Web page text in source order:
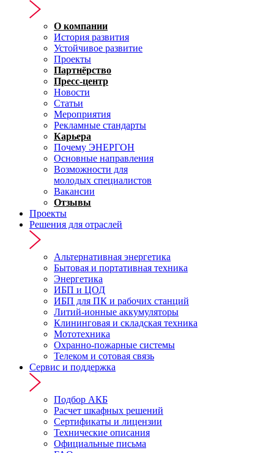
О компании
История развития
Устойчивое развитие
Проекты
Партнёрство
Пресс-центр
Новости
Статьи
Мероприятия
Рекламные стандарты
Карьера
Почему ЭНЕРГОН
Основные направления
Возможности для
молодых специалистов
Вакансии
Отзывы
Проекты
Решения для отраслей
Альтернативная энергетика
Бытовая и портативная техника
Энергетика
ИБП и ЦОД
ИБП для ПК и рабочих станций
Литий-ионные аккумуляторы
Клининговая и складская техника
Мототехника
Охранно-пожарные системы
Телеком и сотовая связь
Сервис и поддержка
Подбор АКБ
Расчет шкафных решений
Сертификаты и лицензии
Технические описания
Официальные письма